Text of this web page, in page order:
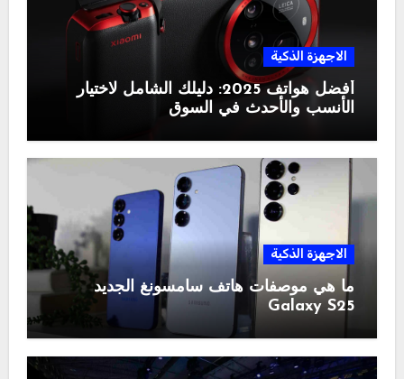
الاجهزة الذكية
أفضل هواتف 2025: دليلك الشامل لاختيار
الأنسب والأحدث في السوق
الاجهزة الذكية
ما هي موصفات هاتف سامسونغ الجديد
Galaxy S25